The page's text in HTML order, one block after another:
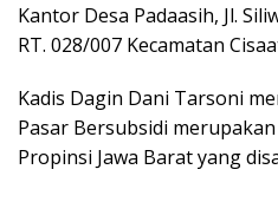
Kantor Desa Padaasih, Jl.
RT. 028/007 Kecamatan
Kadis Dagin Dani Tarsoni
Pasar Bersubsidi
Propinsi Jawa Barat yang